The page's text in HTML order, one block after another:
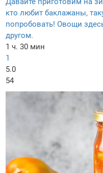
кто любит баклажаны,
попробовать! Овощи
другом.
1 ч. 30 мин
1
5.0
54